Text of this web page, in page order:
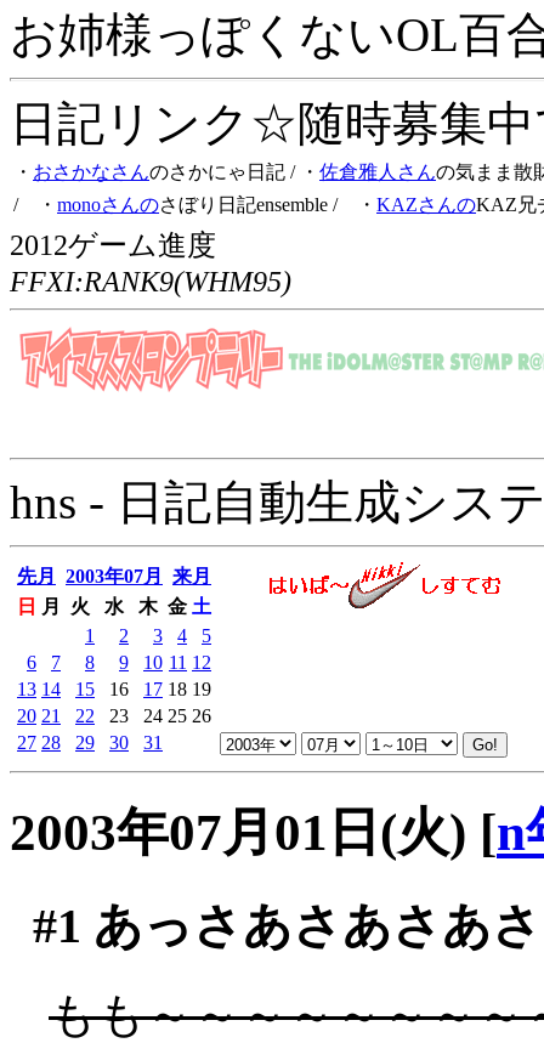
お姉様っぽくないOL百
日記リンク☆随時募集
・ おさかなさんのさかにゃ日記 / ・ 佐倉雅人さんの気まま散
/ ・ monoさんのさぼり日記ensemble / ・ KAZさんのKAZ兄
2012ゲーム進度
FFXI:RANK9(WHM95)
hns - 日記自動生成シス
先月 2003年07月
来月
日
月 火 水 木 金 土
1
2 3 4
5
6
7 8 9 10 11 12
13 14 15 16 17 18 19
20 21 22 23 24 25 26
27 28 29 30 31
2003年07月01日(火) [n
#1 あっさあさあさあ
もも～～～～～～～～